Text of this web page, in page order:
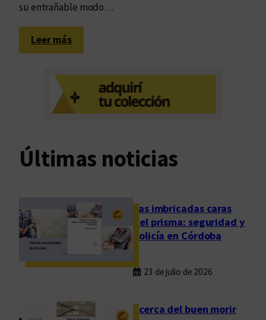
su entrañable modo…
Leer más:
J
n
l
v
n
c
t
Últimas noticias
Las imbricadas caras
del prisma: seguridad y
policía en Córdoba
23 de julio de 2026
Acerca del buen morir